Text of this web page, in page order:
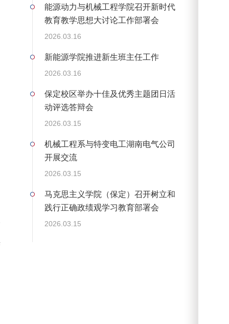
能源动力与机械工程学院召开新时代
教育教学思想大讨论工作部署会
2026.03.16
新能源学院推进新生班主任工作
2026.03.16
保定校区举办十佳及优秀主题团日活
动评选答辩会
2026.03.15
机械工程系与特变电工湖南电气公司
开展交流
2026.03.15
马克思主义学院（保定）召开树立和
践行正确政绩观学习教育部署会
2026.03.15